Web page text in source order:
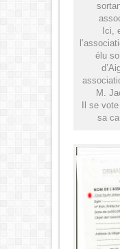
Ici,
élu
M.
Il se
sa